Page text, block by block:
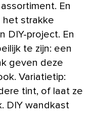
En
het strakke
DIY-project. En
te zijn: een
geven deze
Variatietip:
tint, of laat ze
DIY wandkast